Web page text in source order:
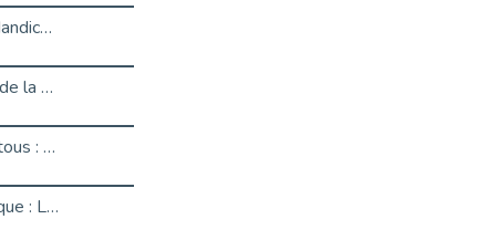
Recrutement et Handicap : Et si vous testiez avant de vous engager ?
Journée mondiale de la maladie de Parkinson : Mieux comprendre pour mieux accompagner
L’alternance pour tous : Cap Emploi 92 et Seine Ouest Entreprise et Emploi mobilisés à Boulogne-Billancourt
Transition Écologique : Les Cap Emploi 75,92 et 93 s’engagent pour un Numérique Responsable